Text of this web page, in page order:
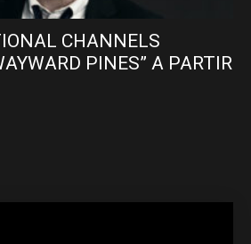
CHANNELS
PINES” A PARTIR